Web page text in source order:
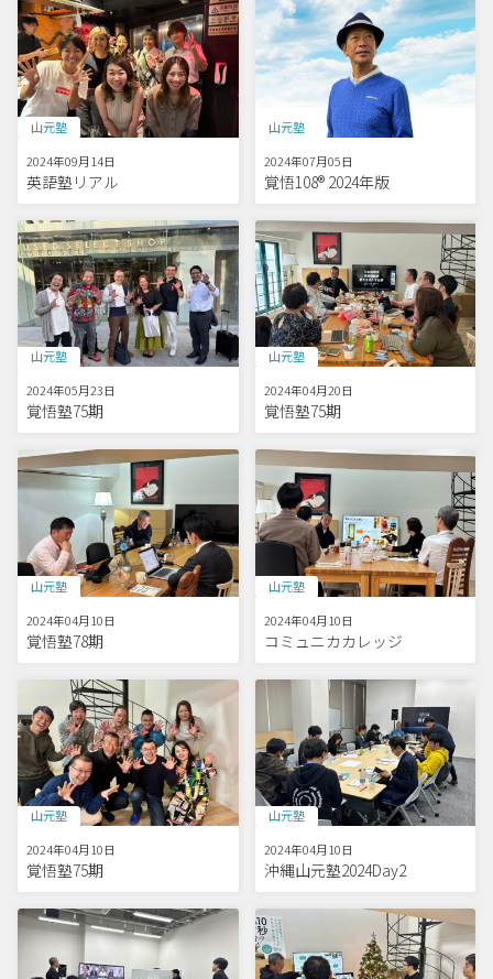
山元塾
2024年09月14日
英語塾リアル
山元塾
2024年07月05日
覚悟108® 2024年版
山元塾
2024年05月23日
覚悟塾75期
山元塾
2024年04月20日
覚悟塾75期
山元塾
2024年04月10日
覚悟塾78期
山元塾
2024年04月10日
コミュニカカレッジ
山元塾
2024年04月10日
覚悟塾75期
山元塾
2024年04月10日
沖縄山元塾2024Day2